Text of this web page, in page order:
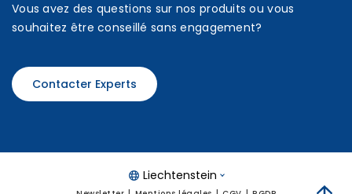
Vous avez des questions sur nos produits ou vous
souhaitez être conseillé sans engagement?
Contacter Experts
Liechtenstein